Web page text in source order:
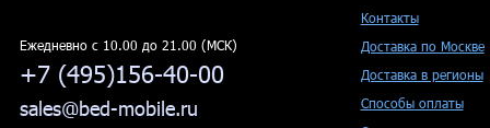
Ежедневно c 10.00 до 21.00 (МСК)
+7 (495)156-40-00
sales@bed-mobile.ru
Контакты
Доставка по Москве
Доставка в регионы
Способы оплаты